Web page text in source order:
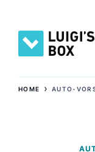
HOME ›AUTO-